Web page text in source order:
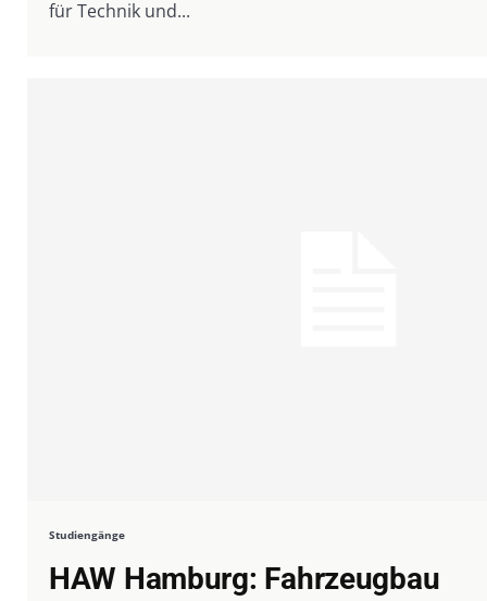
für Technik und...
Studiengänge
HAW Hamburg: Fahrzeugbau